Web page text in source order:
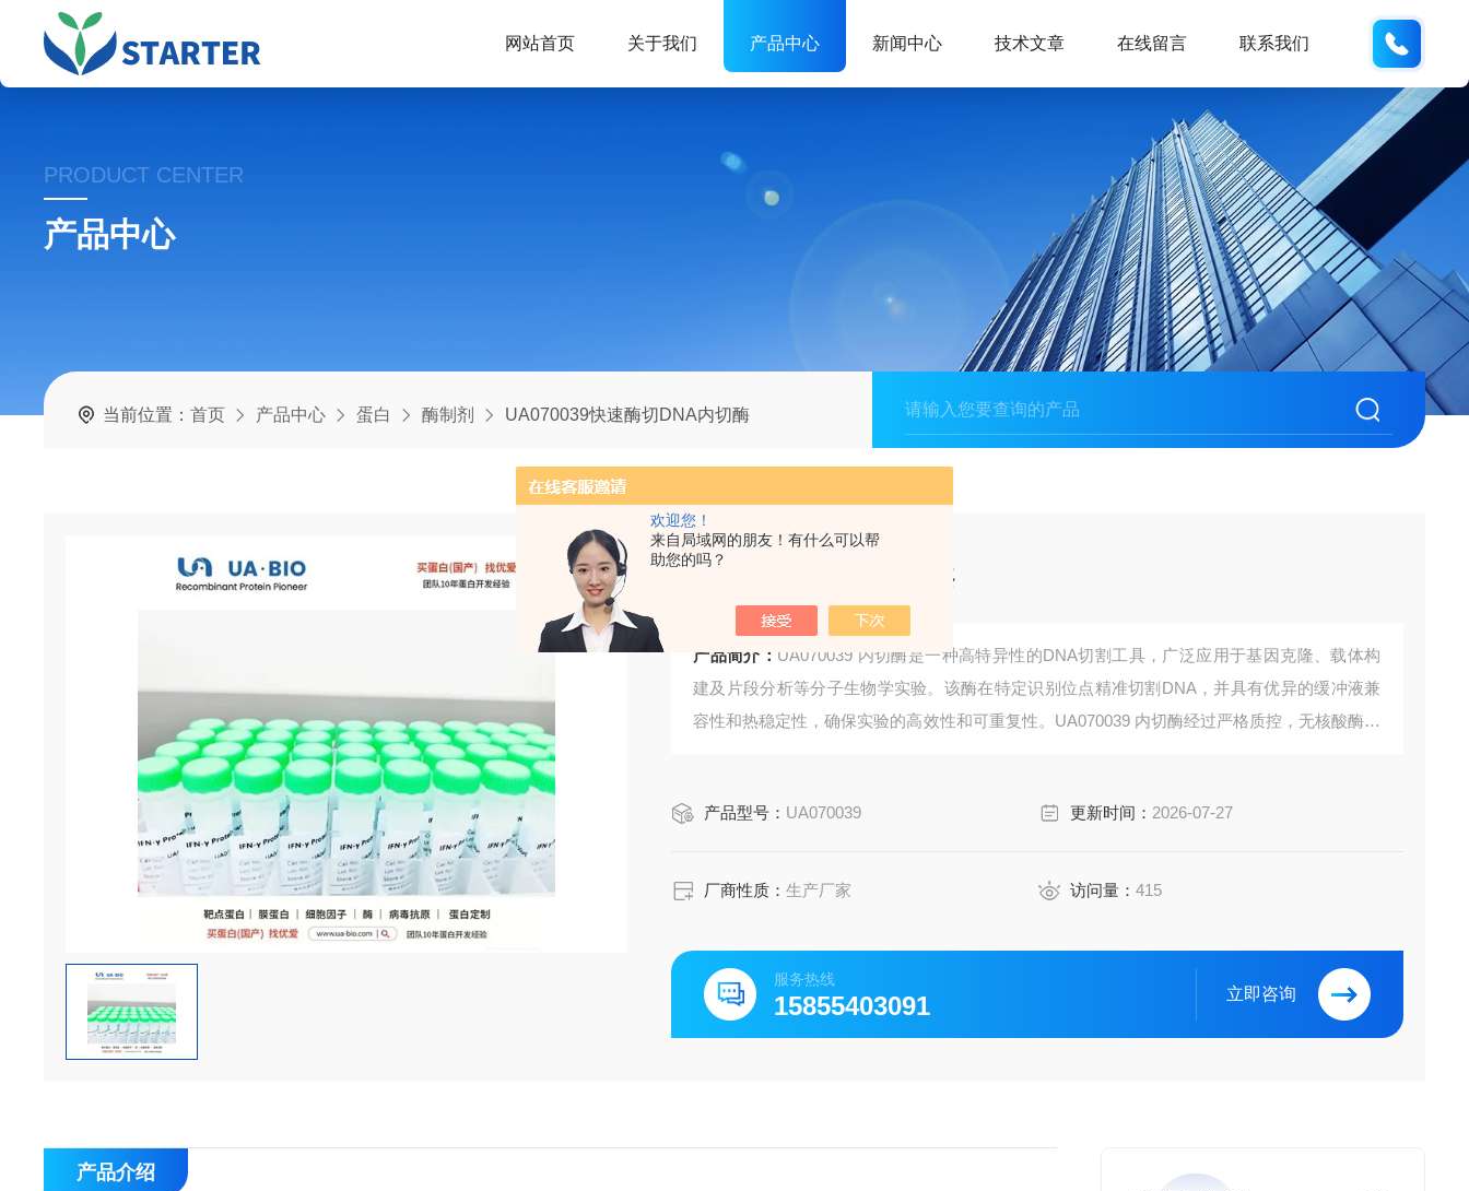
欢迎您！
来自局域网的朋友！有什么可以帮
助您的吗？
网站首页 关于我们 产品中心 新闻中心 技术文章 在线留言 联系我们
PRODUCT CENTER
产品中心
当前位置：首页 产品中心 蛋白 酶制剂 UA070039快速酶切DNA内切酶
快速酶切DNA内切酶
产品简介： UA070039 内切酶是一种高特异性的DNA切割工具，广泛应用于基因克隆、载体构
建及片段分析等分子生物学实验。该酶在特定识别位点精准切割DNA，并具有优异的缓冲液兼
容性和热稳定性，确保实验的高效性和可重复性。UA070039 内切酶经过严格质控，无核酸酶污
产品型号： UA070039 更新时间： 2026-07-27
厂商性质：生产厂家 访问量： 415
服务热线
15855403091 立即咨询
产品介绍